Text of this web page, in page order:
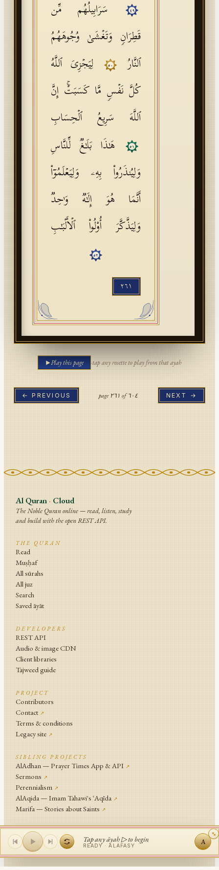
٤٩
سَرَابِیلُهُم مِّن
قَطِرَانࣲ وَتَغۡشَىٰ وُجُوهَهُمُ
ٱلنَّارُ
٥٠
لِیَجۡزِیَ ٱللَّهُ
كُلَّ نَفۡسࣲ مَّا كَسَبَتۡۚ إِنَّ
ٱللَّهَ سَرِیعُ ٱلۡحِسَابِ
٥١
هَـٰذَا بَلَـٰغࣱ لِّلنَّاسِ
وَلِیُنذَرُوا۟ بِهِۦ وَلِیَعۡلَمُوۤا۟
أَنَّمَا هُوَ إِلَـٰهࣱ وَ ٰ⁠حِدࣱ
وَلِیَذَّكَّرَ أُو۟لُوا۟ ٱلۡأَلۡبَـٰبِ
٥٢
٢٦١
Play this page ·tap any rosette to play from that ayah
← PREVIOUS page ٢٦١ of٦٠٤ NEXT →
Al Quran · Cloud
The Noble Quran online — read, listen, study
and build with the open REST API.
THE QURAN
Read
Muṣḥaf
All sūrahs
All juz
Search
Saved āyāt
DEVELOPERS
REST API
Audio & image CDN
Client libraries
Tajweed guide
PROJECT
Contributors
Contact ↗
Terms & conditions
Legacy site ↗
SIBLING PROJECTS
AlAdhan — Prayer Times App & API ↗
Sermons ↗
Perennialism ↗
AlAqida — Imam Tahawi's ʿAqīda ↗
Marifa — Stories about Saints ↗
An Islamic NetworkProject .
© Islamic Network and contributors since 2014
Tap any āyah ▷ to begin
READY ·ALAFASY A